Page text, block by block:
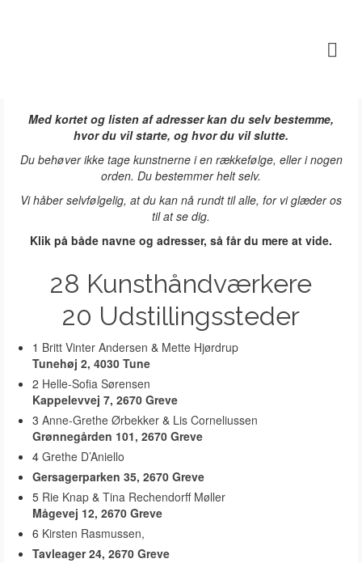
Alle
udstillingssteder på
Ruten 2026. Der er
åbent 2.&3. maj fra
10-16
Med kortet og listen af adresser kan du selv bestemme,
hvor du vil starte, og hvor du vil slutte.
Du behøver ikke tage kunstnerne i en rækkefølge, eller i nogen
orden. Du bestemmer helt selv.
Vi håber selvfølgelig, at du kan nå rundt til alle, for vi glæder os
til at se dig.
Klik på både navne og adresser, så får du mere at vide.
28 Kunsthåndværkere
20 Udstillingssteder
1 Britt Vinter Andersen & Mette Hjørdrup
Tunehøj 2, 4030 Tune
2 Helle-Sofia Sørensen
Kappelevvej 7, 2670 Greve
3 Anne-Grethe Ørbekker & Lis Corneliussen
Grønnegården 101, 2670 Greve
4 Grethe D’Aniello
Gersagerparken 35, 2670 Greve
5 Rie Knap & Tina Rechendorff Møller
Mågevej 12, 2670 Greve
6 Kirsten Rasmussen,
Tavleager 24, 2670 Greve